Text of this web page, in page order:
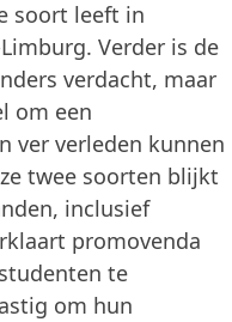
soort leeft in
Verder is de
verdacht, maar
om een
ver verleden kunnen
twee soorten blijkt
inclusief
promovenda
te
om hun